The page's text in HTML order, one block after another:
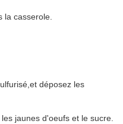
la casserole.
déposez les
jaunes d'oeufs et le sucre.